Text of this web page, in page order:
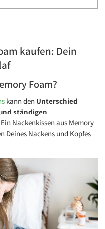
kaufen: Dein
Foam?
kann den Unterschied
ständigen
Nackenkissen aus Memory
Deines Nackens und Kopfes